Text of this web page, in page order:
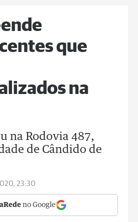
que
na
na Rodovia 487,
de Cândido de
23:30
aRede no Google